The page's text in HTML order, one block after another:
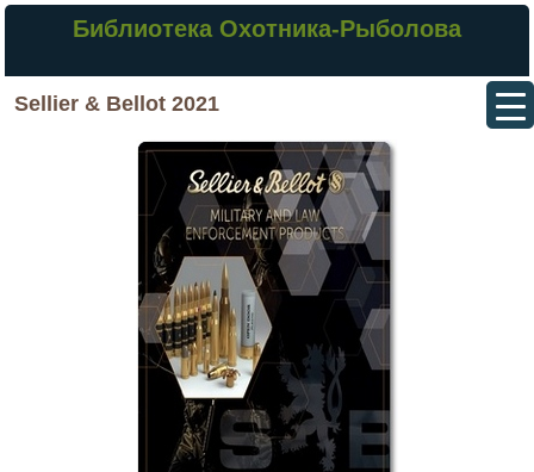
Библиотека Охотника-Рыболова
Sellier & Bellot 2021